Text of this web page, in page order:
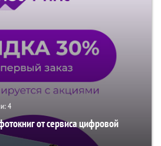
4
от сервиса цифровой